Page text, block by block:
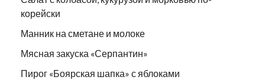
корейски
Манник на сметане и молоке
Мясная закуска «Серпантин»
Пирог «Боярская шапка» с яблоками